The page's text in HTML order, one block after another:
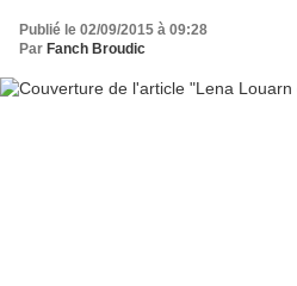
Publié le 02/09/2015 à 09:28
Par Fanch Broudic